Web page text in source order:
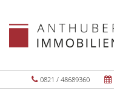
0821 / 48689360